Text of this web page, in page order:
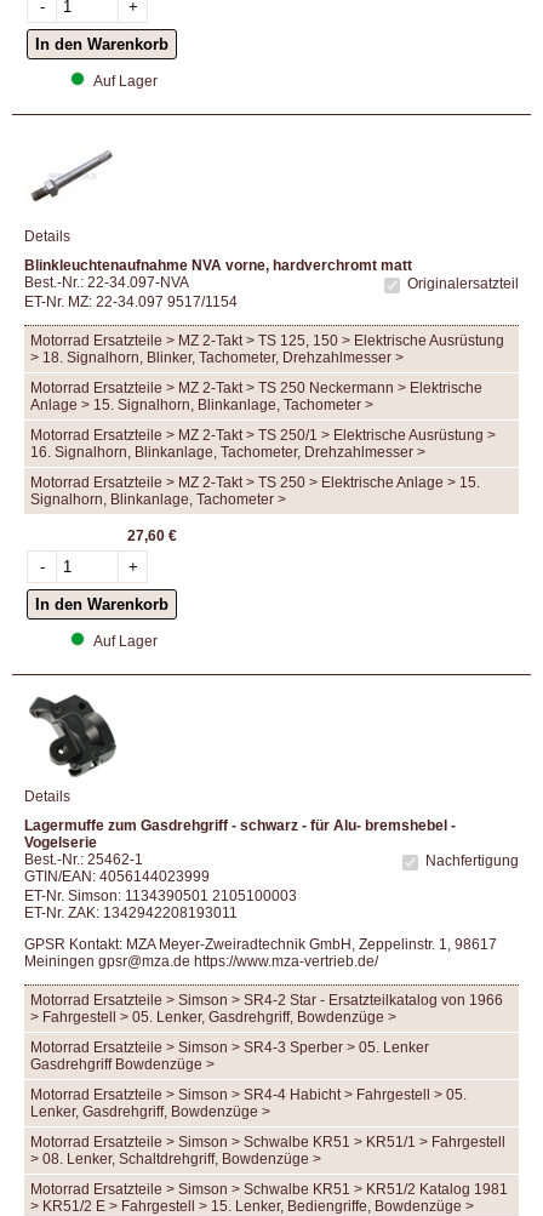
Auf Lager
Details
Blinkleuchtenaufnahme NVA vorne, hardverchromt matt
Originalersatzteil
Best.-Nr.: 22-34.097-NVA
ET-Nr. MZ: 22-34.097 9517/1154
Motorrad Ersatzteile > MZ 2-Takt > TS 125, 150 > Elektrische Ausrüstung
> 18. Signalhorn, Blinker, Tachometer, Drehzahlmesser >
Motorrad Ersatzteile > MZ 2-Takt > TS 250 Neckermann > Elektrische
Anlage > 15. Signalhorn, Blinkanlage, Tachometer >
Motorrad Ersatzteile > MZ 2-Takt > TS 250/1 > Elektrische Ausrüstung >
16. Signalhorn, Blinkanlage, Tachometer, Drehzahlmesser >
Motorrad Ersatzteile > MZ 2-Takt > TS 250 > Elektrische Anlage > 15.
Signalhorn, Blinkanlage, Tachometer >
27,60 €
Auf Lager
Details
Lagermuffe zum Gasdrehgriff - schwarz - für Alu- bremshebel -
Vogelserie
Nachfertigung
Best.-Nr.: 25462-1
GTIN/EAN: 4056144023999
ET-Nr. Simson: 1134390501 2105100003
ET-Nr. ZAK: 1342942208193011
GPSR Kontakt: MZA Meyer-Zweiradtechnik GmbH, Zeppelinstr. 1, 98617
Meiningen gpsr@mza.de https://www.mza-vertrieb.de/
Motorrad Ersatzteile > Simson > SR4-2 Star - Ersatzteilkatalog von 1966
> Fahrgestell > 05. Lenker, Gasdrehgriff, Bowdenzüge >
Motorrad Ersatzteile > Simson > SR4-3 Sperber > 05. Lenker
Gasdrehgriff Bowdenzüge >
Motorrad Ersatzteile > Simson > SR4-4 Habicht > Fahrgestell > 05.
Lenker, Gasdrehgriff, Bowdenzüge >
Motorrad Ersatzteile > Simson > Schwalbe KR51 > KR51/1 > Fahrgestell
> 08. Lenker, Schaltdrehgriff, Bowdenzüge >
Motorrad Ersatzteile > Simson > Schwalbe KR51 > KR51/2 Katalog 1981
> KR51/2 E > Fahrgestell > 15. Lenker, Bediengriffe, Bowdenzüge >